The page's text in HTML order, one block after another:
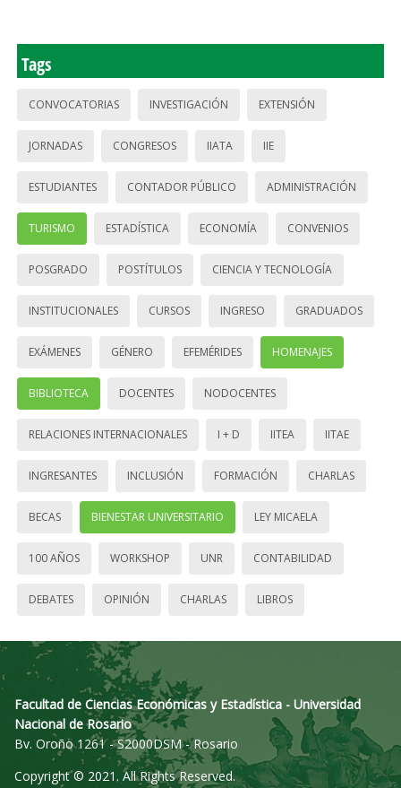
Tags
CONVOCATORIAS INVESTIGACIÓN EXTENSIÓN
JORNADAS CONGRESOS IIATA IIE
ESTUDIANTES CONTADOR PÚBLICO ADMINISTRACIÓN
TURISMO ESTADÍSTICA ECONOMÍA CONVENIOS
POSGRADO POSTÍTULOS CIENCIA Y TECNOLOGÍA
INSTITUCIONALES CURSOS INGRESO GRADUADOS
EXÁMENES GÉNERO EFEMÉRIDES HOMENAJES
BIBLIOTECA DOCENTES NODOCENTES
RELACIONES INTERNACIONALES I + D IITEA IITAE
INGRESANTES INCLUSIÓN FORMACIÓN CHARLAS
BECAS BIENESTAR UNIVERSITARIO LEY MICAELA
100 AÑOS WORKSHOP UNR CONTABILIDAD
DEBATES OPINIÓN CHARLAS LIBROS
Facultad de Ciencias Económicas y Estadística - Universidad
Nacional de Rosario
Bv. Oroño 1261 - S2000DSM - Rosario
Copyright © 2021. All Rights Reserved.